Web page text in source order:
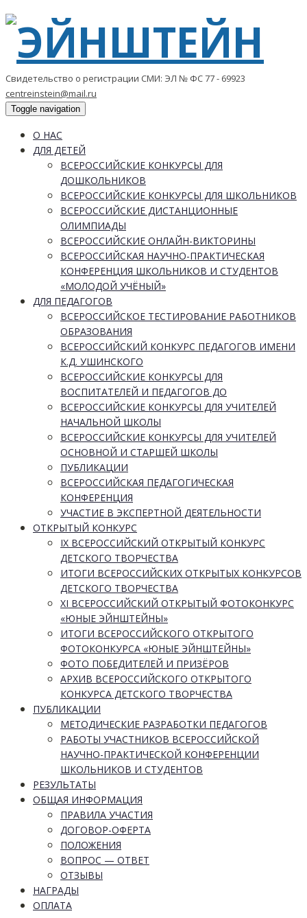
Свидетельство о регистрации СМИ: ЭЛ № ФС 77 - 69923
centreinstein@mail.ru
Toggle navigation
О НАС
ДЛЯ ДЕТЕЙ
ВСЕРОССИЙСКИЕ КОНКУРСЫ ДЛЯ
ДОШКОЛЬНИКОВ
ВСЕРОССИЙСКИЕ КОНКУРСЫ ДЛЯ ШКОЛЬНИКОВ
ВСЕРОССИЙСКИЕ ДИСТАНЦИОННЫЕ
ОЛИМПИАДЫ
ВСЕРОССИЙСКИЕ ОНЛАЙН-ВИКТОРИНЫ
ВСЕРОССИЙСКАЯ НАУЧНО-ПРАКТИЧЕСКАЯ
КОНФЕРЕНЦИЯ ШКОЛЬНИКОВ И СТУДЕНТОВ
«МОЛОДОЙ УЧЁНЫЙ»
ДЛЯ ПЕДАГОГОВ
ВСЕРОССИЙСКОЕ ТЕСТИРОВАНИЕ РАБОТНИКОВ
ОБРАЗОВАНИЯ
ВСЕРОССИЙСКИЙ КОНКУРС ПЕДАГОГОВ ИМЕНИ
К.Д. УШИНСКОГО
ВСЕРОССИЙСКИЕ КОНКУРСЫ ДЛЯ
ВОСПИТАТЕЛЕЙ И ПЕДАГОГОВ ДО
ВСЕРОССИЙСКИЕ КОНКУРСЫ ДЛЯ УЧИТЕЛЕЙ
НАЧАЛЬНОЙ ШКОЛЫ
ВСЕРОССИЙСКИЕ КОНКУРСЫ ДЛЯ УЧИТЕЛЕЙ
ОСНОВНОЙ И СТАРШЕЙ ШКОЛЫ
ПУБЛИКАЦИИ
ВСЕРОССИЙСКАЯ ПЕДАГОГИЧЕСКАЯ
КОНФЕРЕНЦИЯ
УЧАСТИЕ В ЭКСПЕРТНОЙ ДЕЯТЕЛЬНОСТИ
ОТКРЫТЫЙ КОНКУРС
IX ВСЕРОССИЙСКИЙ ОТКРЫТЫЙ КОНКУРС
ДЕТСКОГО ТВОРЧЕСТВА
ИТОГИ ВСЕРОССИЙСКИХ ОТКРЫТЫХ КОНКУРСОВ
ДЕТСКОГО ТВОРЧЕСТВА
XI ВСЕРОССИЙСКИЙ ОТКРЫТЫЙ ФОТОКОНКУРС
«ЮНЫЕ ЭЙНШТЕЙНЫ»
ИТОГИ ВСЕРОССИЙСКОГО ОТКРЫТОГО
ФОТОКОНКУРСА «ЮНЫЕ ЭЙНШТЕЙНЫ»
ФОТО ПОБЕДИТЕЛЕЙ И ПРИЗЁРОВ
АРХИВ ВСЕРОССИЙСКОГО ОТКРЫТОГО
КОНКУРСА ДЕТСКОГО ТВОРЧЕСТВА
ПУБЛИКАЦИИ
МЕТОДИЧЕСКИЕ РАЗРАБОТКИ ПЕДАГОГОВ
РАБОТЫ УЧАСТНИКОВ ВСЕРОССИЙСКОЙ
НАУЧНО-ПРАКТИЧЕСКОЙ КОНФЕРЕНЦИИ
ШКОЛЬНИКОВ И СТУДЕНТОВ
РЕЗУЛЬТАТЫ
ОБЩАЯ ИНФОРМАЦИЯ
ПРАВИЛА УЧАСТИЯ
ДОГОВОР-ОФЕРТА
ПОЛОЖЕНИЯ
ВОПРОС — ОТВЕТ
ОТЗЫВЫ
НАГРАДЫ
ОПЛАТА